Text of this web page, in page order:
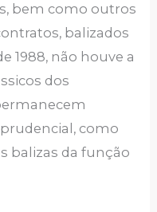
bem como outros
balizados
1988, não houve a
dos
como
balizas da função